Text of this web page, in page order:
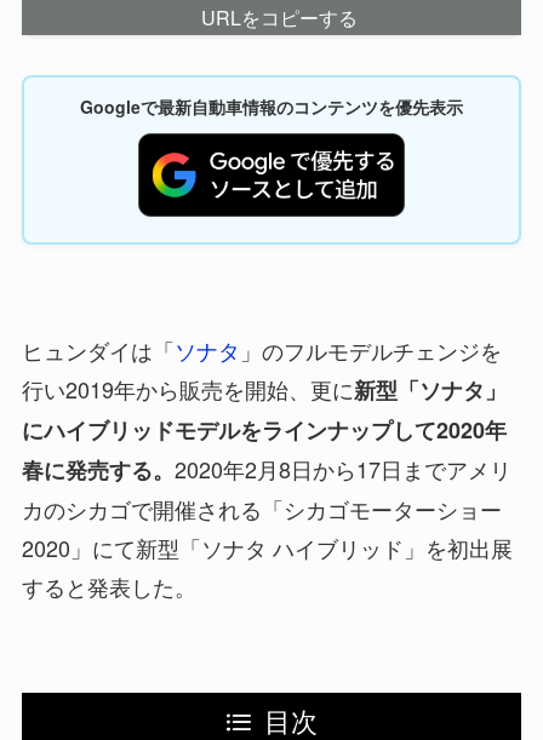
URLをコピーする
Googleで最新自動車情報のコンテンツを優先表示
ヒュンダイは「ソナタ 」のフルモデルチェンジを
行い2019年から販売を開始、更に新型「ソナタ」
にハイブリッドモデルをラインナップして2020年
春に発売する。 2020年2月8日から17日までアメリ
カのシカゴで開催される「シカゴモーターショー
2020」にて新型「ソナタ ハイブリッド」を初出展
すると発表した。
目次